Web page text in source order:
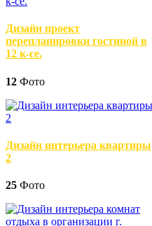
Дизайн проект
перепланировки гостиной в
12 к-се.
12 Фото
Дизайн интерьера квартиры
2
25 Фото